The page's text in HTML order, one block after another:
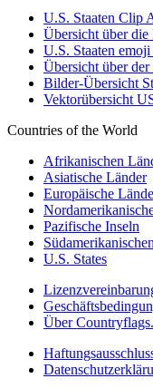
U.S. Staaten Clip
Übersicht über die
U.S. Staaten
Übersicht über
Bilder-Übersicht
Vektorübersicht
Countries of the World
Afrikanischen
Asiatische Länder
Europäische
Pazifische Inseln
U.S. States
Über